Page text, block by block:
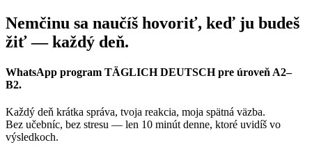
Nemčinu sa naučíš hovoriť, keď ju budeš
žiť — každý deň.
WhatsApp program TÄGLICH DEUTSCHpre úroveň A2–
B2.
Každý deň krátka správa, tvoja reakcia, moja spätná väzba.
Bez učebníc, bez stresu — len 10 minút denne, ktoré uvidíš vo
výsledkoch.